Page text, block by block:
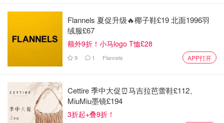
Flannels 夏促升级🔥椰子鞋£19 北面1996羽
绒服£67
额外9折！小马logo T恤£28
9 1 Flannels APP打开
Cettire 季中大促⏰马吉拉芭蕾鞋£112、
MiuMiu墨镜£194
3折起+叠9折！